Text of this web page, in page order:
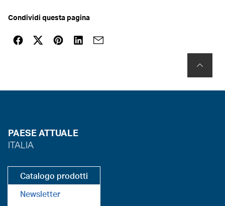
Condividi questa pagina
PAESE ATTUALE
ITALIA
Catalogo prodotti
Newsletter